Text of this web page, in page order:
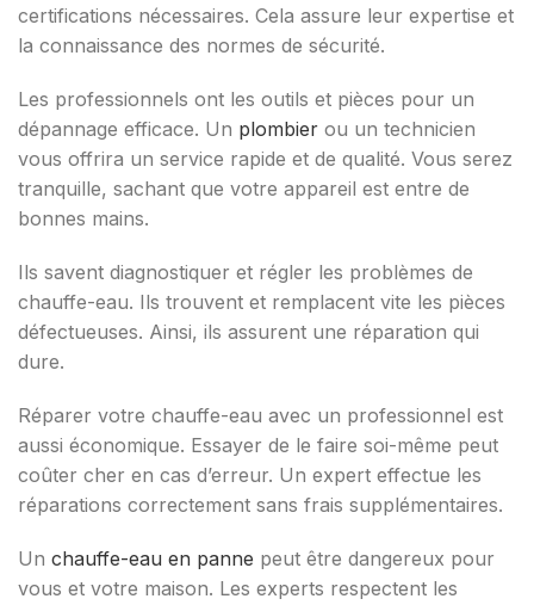
certifications nécessaires. Cela assure leur expertise et
la connaissance des normes de sécurité.
Les professionnels ont les outils et pièces pour un
dépannage efficace. Un plombier ou un technicien
vous offrira un service rapide et de qualité. Vous serez
tranquille, sachant que votre appareil est entre de
bonnes mains.
Ils savent diagnostiquer et régler les problèmes de
chauffe-eau. Ils trouvent et remplacent vite les pièces
défectueuses. Ainsi, ils assurent une réparation qui
dure.
Réparer votre chauffe-eau avec un professionnel est
aussi économique. Essayer de le faire soi-même peut
coûter cher en cas d’erreur. Un expert effectue les
réparations correctement sans frais supplémentaires.
Un chauffe-eau en panne peut être dangereux pour
vous et votre maison. Les experts respectent les